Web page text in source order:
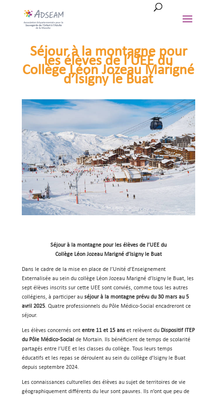
Séjour à la montagne pour
les élèves de l’UEE du
Collège Léon Jozeau Marigné
d’Isigny le Buat
Séjour à la montagne pour les élèves de l’UEE du
Collège Léon Jozeau Marigné d’Isigny le Buat
Dans le cadre de la mise en place de l’Unité d’Enseignement
Externalisée au sein du collège Léon Jozeau Marigné d’Isigny le Buat, les
sept élèves inscrits sur cette UEE sont conviés, comme tous les autres
collégiens, à participer au séjour à la montagne prévu du 30 mars au 5
avril 2025. Quatre professionnels du Pôle Médico-Social encadreront ce
séjour.
Les élèves concernés ont entre 11 et 15 anset relèvent du Dispositif ITEP
du Pôle Médico-Social de Mortain. Ils bénéficient de temps de scolarité
partagés entre l’UEE et les classes du collège. Tous leurs temps
éducatifs et les repas se déroulent au sein du collège d’Isigny le Buat
depuis septembre 2024.
Les connaissances culturelles des élèves au sujet de territoires de vie
géographiquement différents du leur sont pauvres. Ils n’ont que peu de